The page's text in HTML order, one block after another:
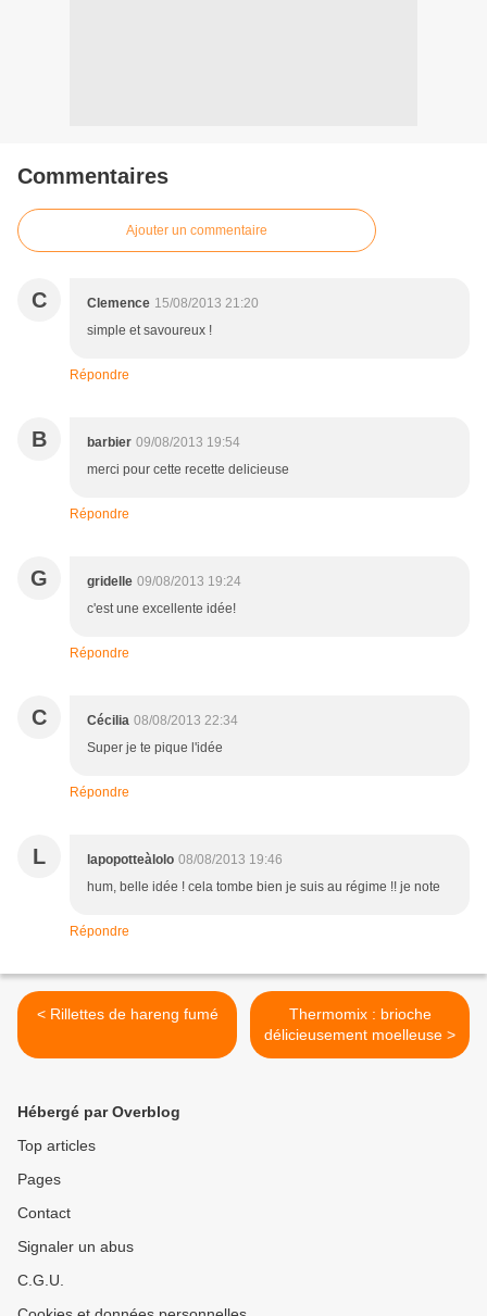
Commentaires
Ajouter un commentaire
C Clemence 15/08/2013 21:20
simple et savoureux !
Répondre
B barbier 09/08/2013 19:54
merci pour cette recette delicieuse
Répondre
G gridelle 09/08/2013 19:24
c'est une excellente idée!
Répondre
C Cécilia 08/08/2013 22:34
Super je te pique l'idée
Répondre
L lapopotteàlolo 08/08/2013 19:46
hum, belle idée ! cela tombe bien je suis au régime !! je note
Répondre
< Rillettes de hareng fumé
Thermomix : brioche
délicieusement moelleuse >
Hébergé par Overblog
Top articles
Pages
Contact
Signaler un abus
C.G.U.